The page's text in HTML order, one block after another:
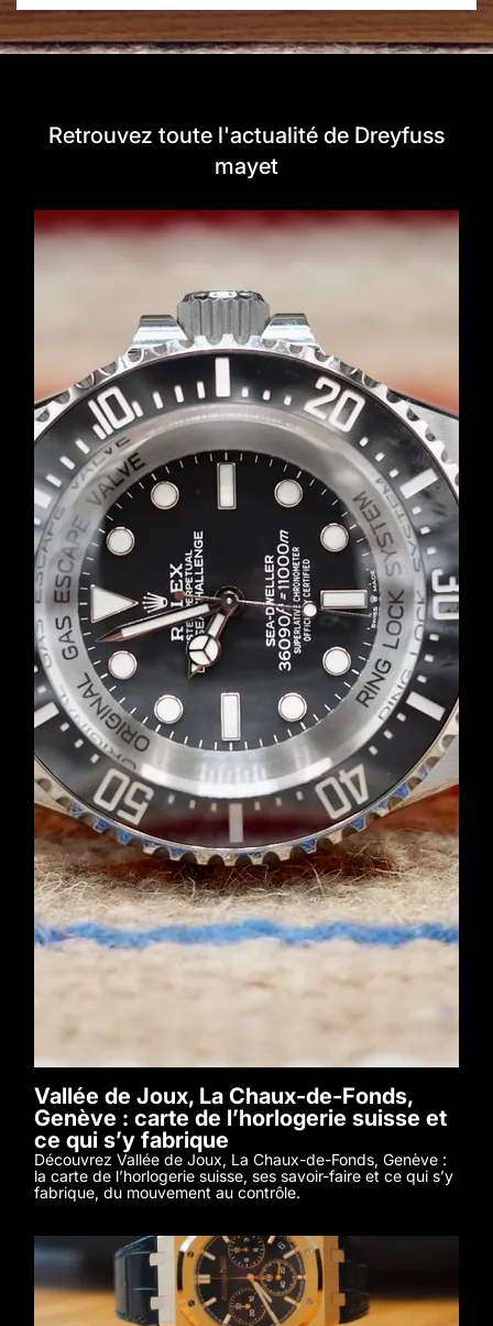
Retrouvez toute l'actualité de Dreyfuss
mayet
Vallée de Joux, La Chaux-de-Fonds,
Genève : carte de l’horlogerie suisse et
ce qui s’y fabrique
Découvrez Vallée de Joux, La Chaux-de-Fonds, Genève :
la carte de l’horlogerie suisse, ses savoir-faire et ce qui s’y
fabrique, du mouvement au contrôle.